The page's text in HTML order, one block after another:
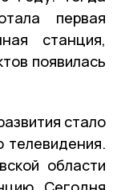
первая
станция,
появилась
стало
телевидения.
области